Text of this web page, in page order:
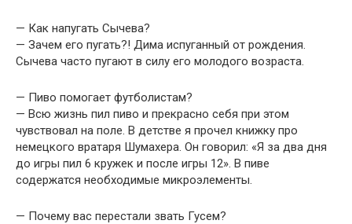
— Как напугать Сычева?
— Зачем его пугать?! Дима испуганный от рождения.
Сычева часто пугают в силу его молодого возраста.
— Пиво помогает футболистам?
— Всю жизнь пил пиво и прекрасно себя при этом
чувствовал на поле. В детстве я прочел книжку про
немецкого вратаря Шумахера. Он говорил: «Я за два дня
до игры пил 6 кружек и после игры 12». В пиве
содержатся необходимые микроэлементы.
— Почему вас перестали звать Гусем?